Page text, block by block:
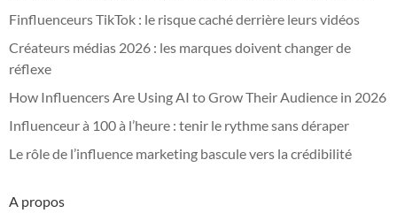
Finfluenceurs TikTok : le risque caché derrière leurs vidéos
Créateurs médias 2026 : les marques doivent changer de
réflexe
How Influencers Are Using AI to Grow Their Audience in 2026
Influenceur à 100 à l’heure : tenir le rythme sans déraper
Le rôle de l’influence marketing bascule vers la crédibilité
A propos